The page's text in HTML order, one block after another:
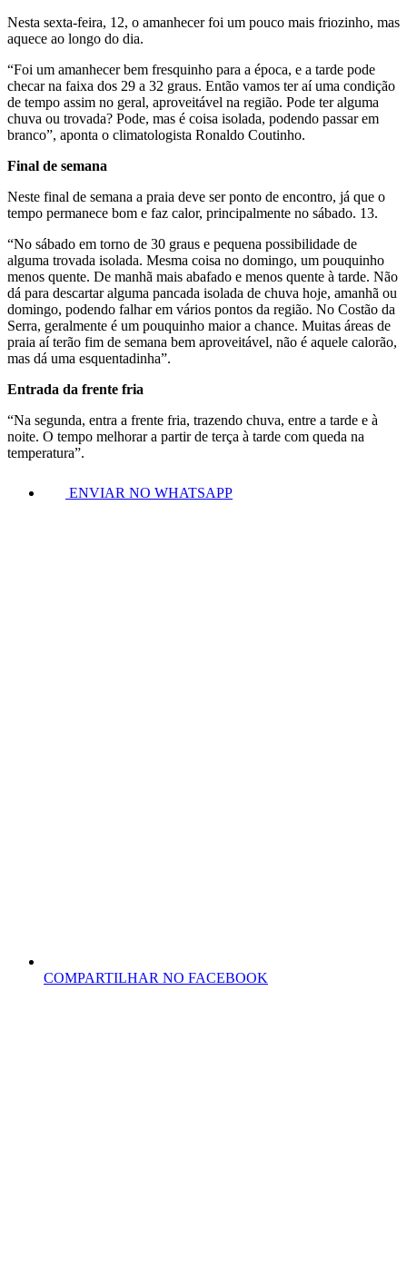
Nesta sexta-feira, 12, o amanhecer foi um pouco mais friozinho, mas
aquece ao longo do dia.
“Foi um amanhecer bem fresquinho para a época, e a tarde pode
checar na faixa dos 29 a 32 graus. Então vamos ter aí uma condição
de tempo assim no geral, aproveitável na região. Pode ter alguma
chuva ou trovada? Pode, mas é coisa isolada, podendo passar em
branco”, aponta o climatologista Ronaldo Coutinho.
Final de semana
Neste final de semana a praia deve ser ponto de encontro, já que o
tempo permanece bom e faz calor, principalmente no sábado. 13.
“No sábado em torno de 30 graus e pequena possibilidade de
alguma trovada isolada. Mesma coisa no domingo, um pouquinho
menos quente. De manhã mais abafado e menos quente à tarde. Não
dá para descartar alguma pancada isolada de chuva hoje, amanhã ou
domingo, podendo falhar em vários pontos da região. No Costão da
Serra, geralmente é um pouquinho maior a chance. Muitas áreas de
praia aí terão fim de semana bem aproveitável, não é aquele calorão,
mas dá uma esquentadinha”.
Entrada da frente fria
“Na segunda, entra a frente fria, trazendo chuva, entre a tarde e à
noite. O tempo melhorar a partir de terça à tarde com queda na
temperatura”.
ENVIAR NO WHATSAPP
COMPARTILHAR NO FACEBOOK